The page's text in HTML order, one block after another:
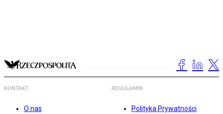
KONTAKT
O nas
REGULAMIN
Polityka Prywatności